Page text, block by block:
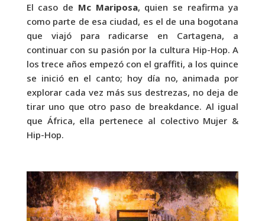
El caso de Mc Mariposa, quien se reafirma ya
como parte de esa ciudad, es el de una bogotana
que viajó para radicarse en Cartagena, a
continuar con su pasión por la cultura Hip-Hop. A
los trece años empezó con el graffiti, a los quince
se inició en el canto; hoy día no, animada por
explorar cada vez más sus destrezas, no deja de
tirar uno que otro paso de breakdance. Al igual
que África, ella pertenece al colectivo Mujer &
Hip-Hop.